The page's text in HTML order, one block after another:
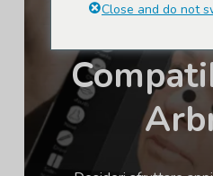
Close and do not